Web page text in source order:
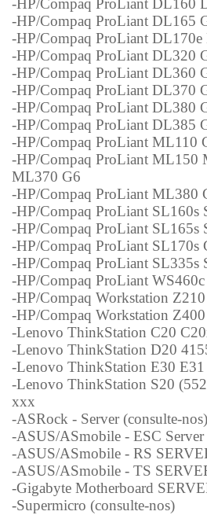
-HP/Compaq ProLiant DL160
-HP/Compaq ProLiant DL165
-HP/Compaq ProLiant
-HP/Compaq ProLiant DL320
-HP/Compaq ProLiant DL360
-HP/Compaq ProLiant DL370
-HP/Compaq ProLiant DL380
-HP/Compaq ProLiant DL385
-HP/Compaq ProLiant ML110
-HP/Compaq ProLiant ML150
ML370 G6
-HP/Compaq ProLiant ML380
-HP/Compaq ProLiant SL160s
-HP/Compaq ProLiant SL165s
-HP/Compaq ProLiant SL170s
-HP/Compaq ProLiant SL335s
-HP/Compaq ProLiant
-HP/Compaq Workstation
-HP/Compaq Workstation Z400
-Lenovo ThinkStation C20
-Lenovo ThinkStation D20
-Lenovo ThinkStation E30 E31
-Lenovo ThinkStation S20
xxx
-ASRock - Server (consulte-nos)
-ASUS/ASmobile - ESC Server
-ASUS/ASmobile - RS
-ASUS/ASmobile - TS
-Gigabyte Motherboard
-Supermicro (consulte-nos)